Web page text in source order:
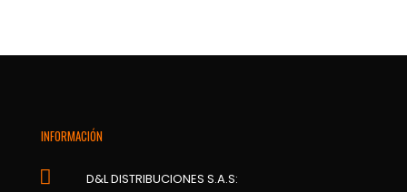
INFORMACIÓN
D&L DISTRIBUCIONES S.A.S: